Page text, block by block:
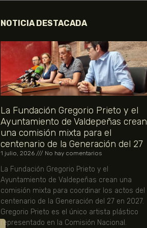
NOTICIA DESTACADA
La Fundación Gregorio Prieto y el
Ayuntamiento de Valdepeñas crean
una comisión mixta para el
centenario de la Generación del 27
1 julio, 2026 No hay comentarios
La Fundación Gregorio Prieto y el
Ayuntamiento de Valdepeñas crean una
comisión mixta para coordinar los actos del
centenario de la Generación del 27 en 2027.
Gregorio Prieto es el único artista plástico
representado en la Comisión Nacional.